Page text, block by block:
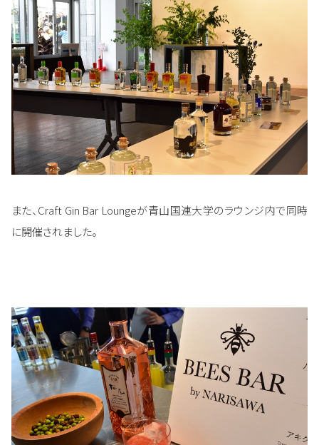
また、Craft Gin Bar Loungeが青山国連大学のラウンジ内で同時
に開催されました。